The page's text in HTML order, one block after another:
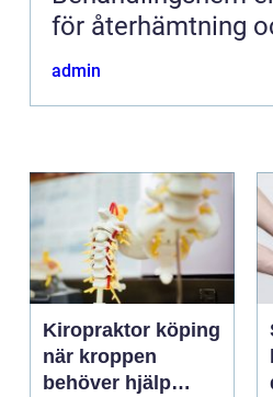
för återhämtning
admin
Kiropraktor köping
när kroppen
behöver hjälp